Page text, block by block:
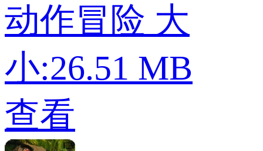
动作冒险 大
小:26.51 MB
查看